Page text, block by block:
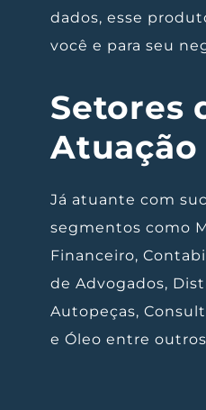
dados, esse
você e para seu
Setores
Atuação
Já atuante com
segmentos como
Financeiro,
de Advogados,
Autopeças,
e Óleo entre